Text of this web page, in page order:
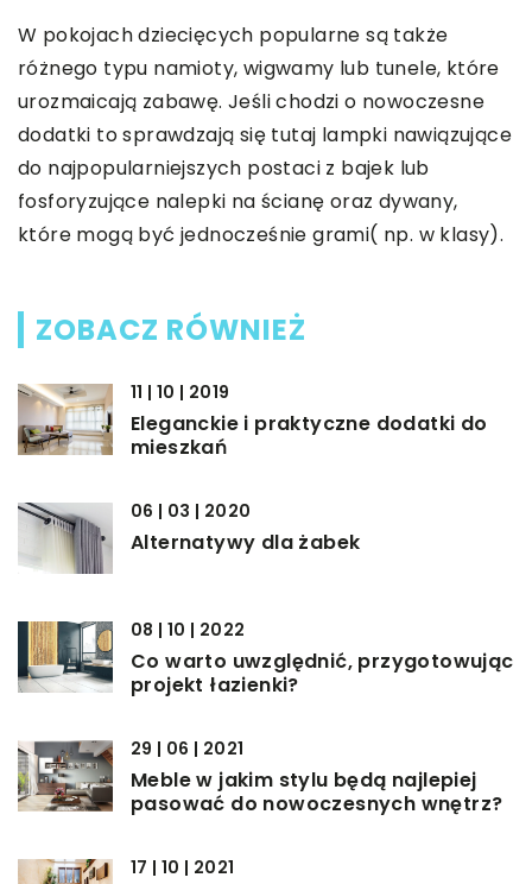
W pokojach dziecięcych popularne są także
różnego typu namioty, wigwamy lub tunele, które
urozmaicają zabawę. Jeśli chodzi o nowoczesne
dodatki to sprawdzają się tutaj lampki nawiązujące
do najpopularniejszych postaci z bajek lub
fosforyzujące nalepki na ścianę oraz dywany,
które mogą być jednocześnie grami( np. w klasy).
ZOBACZ RÓWNIEŻ
11 | 10 | 2019
Eleganckie i praktyczne dodatki do
mieszkań
06 | 03 | 2020
Alternatywy dla żabek
08 | 10 | 2022
Co warto uwzględnić, przygotowując
projekt łazienki?
29 | 06 | 2021
Meble w jakim stylu będą najlepiej
pasować do nowoczesnych wnętrz?
17 | 10 | 2021